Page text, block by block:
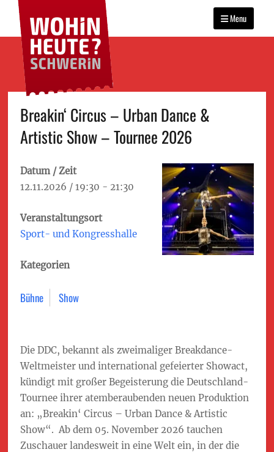
content
WOHIN HEUTE?
SCHWERIN
Das Veranstaltungsportal
für Schwerin
Primary
menu
Menu
Breakin‘ Circus – Urban Dance &
Artistic Show – Tournee 2026
Datum / Zeit
12.11.2026 / 19:30 - 21:30
Veranstaltungsort
Sport- und Kongresshalle
Kategorien
Bühne Show
Die DDC, bekannt als zweimaliger Breakdance-
Weltmeister und international gefeierter Showact,
kündigt mit großer Begeisterung die Deutschland-
Tournee ihrer atemberaubenden neuen Produktion
an: „Breakin‘ Circus – Urban Dance & Artistic
Show“. Ab dem 05. November 2026 tauchen
Zuschauer landesweit in eine Welt ein, in der die